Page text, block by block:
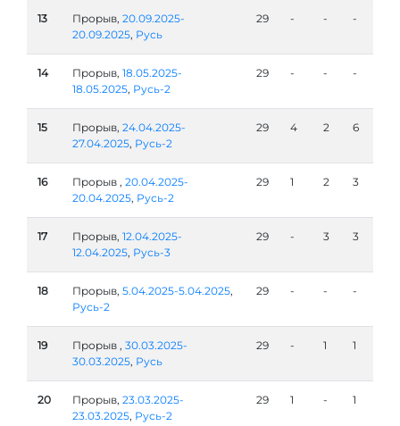
13 Прорыв, 20.09.2025-
20.09.2025, Русь
29 - - -
14 Прорыв, 18.05.2025-
18.05.2025, Русь-2
29 - - -
15 Прорыв, 24.04.2025-
27.04.2025, Русь-2
29 4 2 6
16 Прорыв , 20.04.2025-
20.04.2025, Русь-2
29 1 2 3
17 Прорыв, 12.04.2025-
12.04.2025, Русь-3
29 - 3 3
18 Прорыв, 5.04.2025-5.04.2025,
Русь-2
29 - - -
19 Прорыв , 30.03.2025-
30.03.2025, Русь
29 - 1 1
20 Прорыв, 23.03.2025-
23.03.2025, Русь-2
29 1 - 1